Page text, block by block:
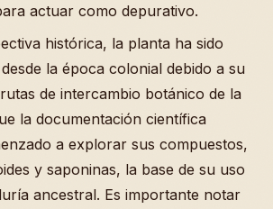
actuar como depurativo.
histórica, la planta ha sido
la época colonial debido a su
de intercambio botánico de la
la documentación científica
a explorar sus compuestos,
y saponinas, la base de su uso
ancestral. Es importante notar